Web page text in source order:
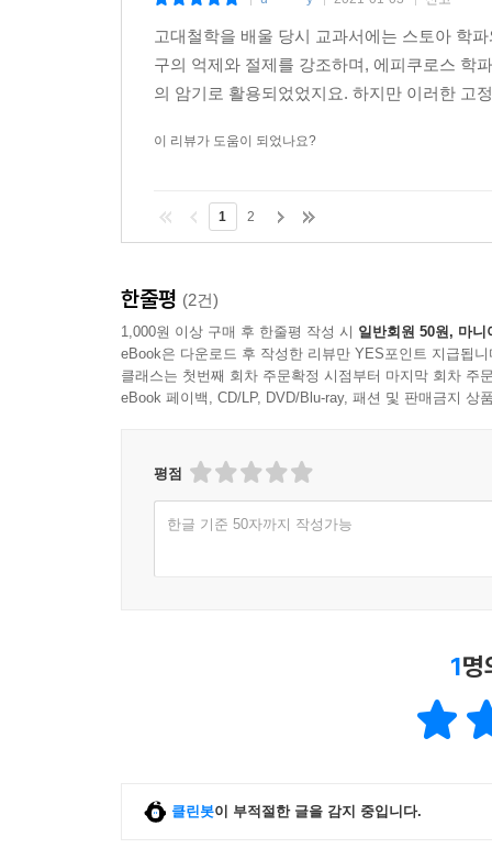
고대철학을 배울 당시 교과서에는 스토아 학
구의 억제와 절제를 강조하며, 에피쿠로스 학
의 암기로 활용되었었지요. 하지만 이러한 고
이 리뷰가 도움이 되었나요?
1 2
한줄평 (2건)
1,000원 이상 구매 후 한줄평 작성 시 일반회원 50원, 마니
eBook은 다운로드 후 작성한 리뷰만 YES포인트 지급됩니
클래스는 첫번째 회차 주문확정 시점부터 마지막 회차 주
eBook 페이백, CD/LP, DVD/Blu-ray, 패션 및 판매금지 상
평점
한글 기준 50자까지 작성가능
1명
클린봇이 부적절한 글을 감지 중입니다.